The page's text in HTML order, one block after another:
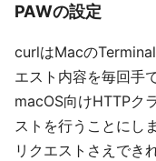
PAWの設定
curlはMacの
エスト内容を毎回手
macOS向けHTTPク
ストを行うことにし
リクエストさえでき